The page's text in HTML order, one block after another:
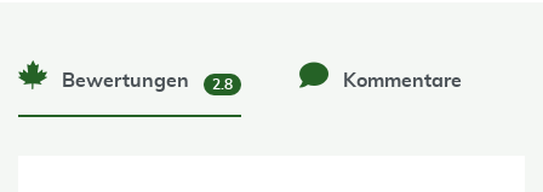
Bewertungen 2.8 Kommentare